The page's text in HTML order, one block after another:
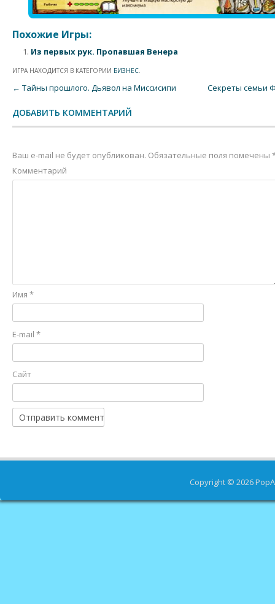
Похожие Игры:
Из первых рук. Пропавшая Венера
ИГРА НАХОДИТСЯ В КАТЕГОРИИ БИЗНЕС.
Post navigation
← Тайны прошлого. Дьявол на Миссисипи Секреты семьи
ДОБАВИТЬ КОММЕНТАРИЙ
Ваш e-mail не будет опубликован. Обязательные поля помечены
Комментарий
Имя *
E-mail *
Сайт
Copyright © 2026